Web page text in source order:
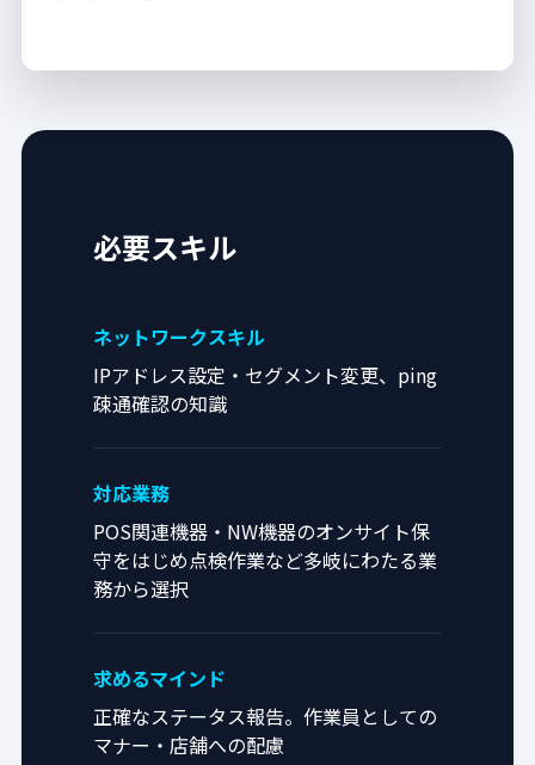
必要スキル
ネットワークスキル
IPアドレス設定・セグメント変更、ping
疎通確認の知識
対応業務
POS関連機器・NW機器のオンサイト保
守をはじめ点検作業など多岐にわたる業
務から選択
求めるマインド
正確なステータス報告。作業員としての
マナー・店舗への配慮